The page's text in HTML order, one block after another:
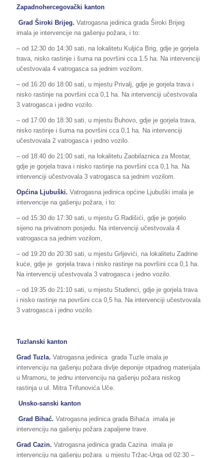
Zapadnohercegovački kanton
Grad Široki Brijeg. Vatrogasna jedinica grada Široki Brijeg
imala je intervencije na gašenju požara, i to:
– od 12:30 do 14:30 sati, na lokalitetu Kuljića Brig, gdje je gorjela
trava, nisko rastinje i šuma na površini cca 1.5 ha. Na intervenciji
učestvovala 4 vatrogasca sa jednim vozilom.
– od 16:20 do 18:00 sati, u mjestu Privalj, gdje je gorjela trava i
nisko rastinje na površini cca 0,1 ha. Na intervenciji učestvovala
3 vatrogasca i jedno vozilo.
– od 17:00 do 18:30 sati, u mjestu Buhovo, gdje je gorjela trava,
nisko rastinje i šuma na površini cca 0,1 ha. Na intervenciji
učestvovala 2 vatrogasca i jedno vozilo.
– od 18:40 do 21:00 sati, na lokalitetu Zaobilaznica za Mostar,
gdje je gorjela trava i nisko rastinje na površini cca 0,1 ha. Na
intervenciji učestvovala 3 vatrogasca sa jednim vozilom.
Općina Ljubuški. Vatrogasna jedinica općine Ljubuški imala je
intervencije na gašenju požara, i to:
– od 15:30 do 17:30 sati, u mjestu G.Radišići, gdje je gorjelo
sijeno na privatnom posjedu. Na intervenciji učestvovala 4
vatrogasca sa jednim vozilom,
– od 19:20 do 20:30 sati, u mjestu Grljevići, na lokalitetu Zadrine
kuće, gdje je gorjela trava i nisko rastinje na površini cca 0,1 ha.
Na intervenciji učestvovala 3 vatrogasca i jedno vozilo.
– od 19:35 do 21:10 sati, u mjestu Studenci, gdje je gorjela trava
i nisko rastinje na površini cca 0,5 ha. Na intervenciji učestvovala
3 vatrogasca i jedno vozilo.
Tuzlanski kanton
Grad Tuzla. Vatrogasna jedinica grada Tuzle imala je
intervenciju na gašenju požara divlje deponije otpadnog materijala
u Mramoru, te jednu intervenciju na gašenju požara niskog
rastinja u ul. Mitra Trifunovića Uče.
Unsko-sanski kanton
Grad Bihać. Vatrogasna jedinica grada Bihaća imala je
intervenciju na gašenju požara zapaljene trave.
Grad Cazin. Vatrogasna jedinica grada Cazina imala je
intervenciju na gašenju požara u mjestu Tržac-Urga od 02:30 –